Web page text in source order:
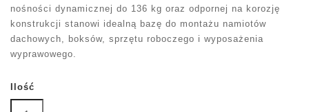
nośności dynamicznej do 136 kg oraz odpornej na korozję
konstrukcji stanowi idealną bazę do montażu namiotów
dachowych, boksów, sprzętu roboczego i wyposażenia
wyprawowego.
Ilość